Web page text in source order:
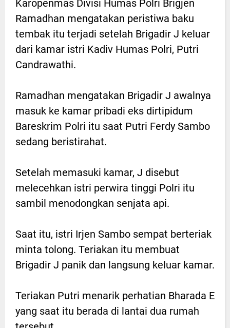
Karopenmas Divisi Humas Polri Brigjen
Ramadhan mengatakan peristiwa baku
tembak itu terjadi setelah Brigadir J keluar
dari kamar istri Kadiv Humas Polri, Putri
Candrawathi.
Ramadhan mengatakan Brigadir J awalnya
masuk ke kamar pribadi eks dirtipidum
Bareskrim Polri itu saat Putri Ferdy Sambo
sedang beristirahat.
Setelah memasuki kamar, J disebut
melecehkan istri perwira tinggi Polri itu
sambil menodongkan senjata api.
Saat itu, istri Irjen Sambo sempat berteriak
minta tolong. Teriakan itu membuat
Brigadir J panik dan langsung keluar kamar.
Teriakan Putri menarik perhatian Bharada E
yang saat itu berada di lantai dua rumah